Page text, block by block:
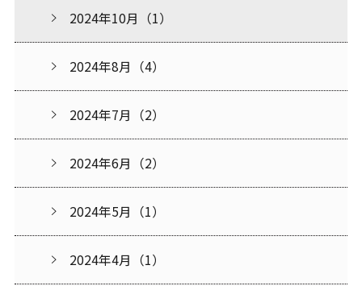
2024年10月（1）
2024年8月（4）
2024年7月（2）
2024年6月（2）
2024年5月（1）
2024年4月（1）